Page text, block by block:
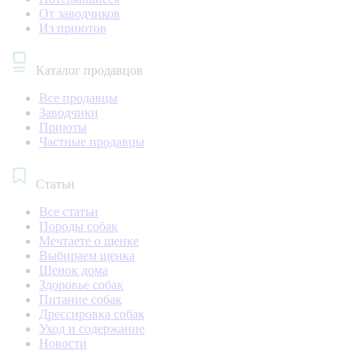
От заводчиков
Из приютов
Каталог продавцов
Все продавцы
Заводчики
Приюты
Частные продавцы
Статьи
Все статьи
Породы собак
Мечтаете о щенке
Выбираем щенка
Щенок дома
Здоровье собак
Питание собак
Дрессировка собак
Уход и содержание
Новости